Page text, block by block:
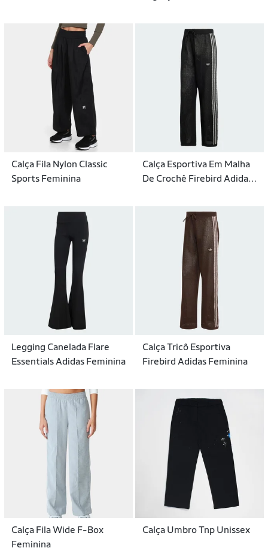
Calça Fila Nylon Classic
Sports Feminina
Calça Esportiva Em Malha
De Crochê Firebird Adidas
Legging Canelada Flare
Essentials Adidas Feminina
Calça Tricô Esportiva
Firebird Adidas Feminina
Calça Fila Wide F-Box
Feminina
Calça Umbro Tnp Unissex